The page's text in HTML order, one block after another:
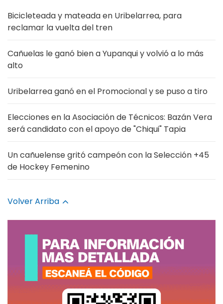
Bicicleteada y mateada en Uribelarrea, para
reclamar la vuelta del tren
Cañuelas le ganó bien a Yupanqui y volvió a lo más
alto
Uribelarrea ganó en el Promocional y se puso a tiro
Elecciones en la Asociación de Técnicos: Bazán Vera
será candidato con el apoyo de "Chiqui" Tapia
Un cañuelense gritó campeón con la Selección +45
de Hockey Femenino
Volver Arriba